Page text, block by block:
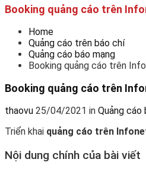
Booking quảng cáo trên
Home
Quảng cáo trên báo chí
Quảng cáo báo mạng
Booking quảng cáo trên
Booking quảng cáo trên
thaovu 25/04/2021 in Quảng cáo
Triển khai quảng cáo trên
Nội dung chính của bài viết